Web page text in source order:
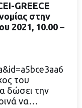
GREECE
στην
2021, 10.00 –
του
δώσει την
να…